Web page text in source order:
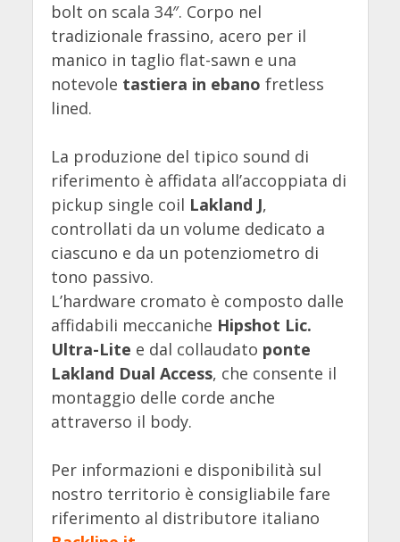
bolt on scala 34″. Corpo nel
tradizionale frassino, acero per il
manico in taglio flat-sawn e una
notevole tastiera in ebano fretless
lined.
La produzione del tipico sound di
riferimento è affidata all’accoppiata di
pickup single coil Lakland J,
controllati da un volume dedicato a
ciascuno e da un potenziometro di
tono passivo.
L’hardware cromato è composto dalle
affidabili meccaniche Hipshot Lic.
Ultra-Lite e dal collaudato ponte
Lakland Dual Access, che consente il
montaggio delle corde anche
attraverso il body.
Per informazioni e disponibilità sul
nostro territorio è consigliabile fare
riferimento al distributore italiano